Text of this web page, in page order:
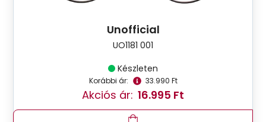
Unofficial
UO1181 001
Készleten
Korábbi ár: 33.990 Ft
Akciós ár: 16.995 Ft